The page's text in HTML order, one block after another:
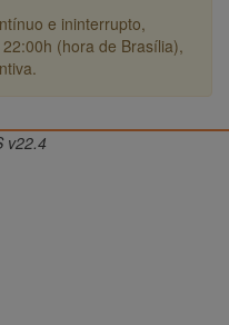
e ininterrupto,
(hora de Brasília),
v22.4